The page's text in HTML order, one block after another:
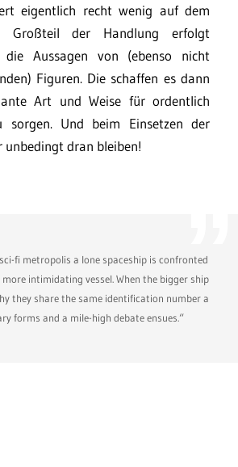
eigentlich recht wenig auf dem
Großteil der Handlung erfolgt
die Aussagen von (ebenso nicht
Figuren. Die schaffen es dann
Art und Weise für ordentlich
sorgen. Und beim Einsetzen der
dran bleiben!
fi metropolis a lone spaceship is confronted
intimidating vessel. When the bigger ship
they share the same identification number a
forms and a mile-high debate ensues.“